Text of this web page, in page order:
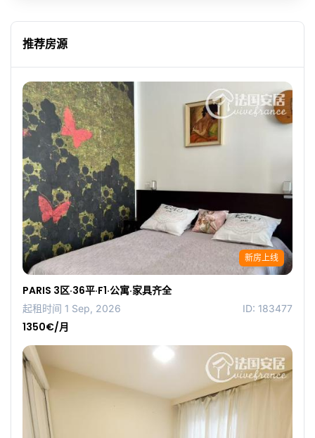
推荐房源
新房上线
PARIS 3区·36平·F1·公寓·家具齐全
起租时间 1 Sep, 2026 ID: 183477
1350€/月